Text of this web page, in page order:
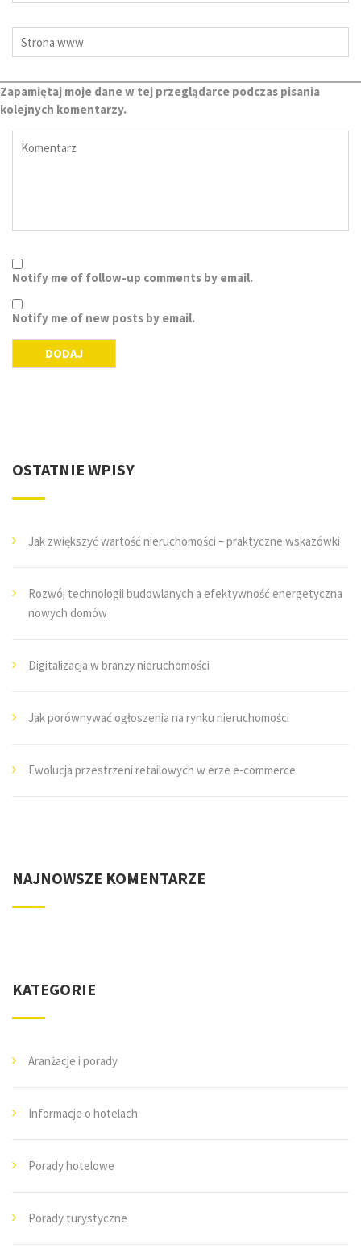
Zapamiętaj moje dane w tej przeglądarce podczas pisania
kolejnych komentarzy.
Notify me of follow-up comments by email.
Notify me of new posts by email.
OSTATNIE WPISY
Jak zwiększyć wartość nieruchomości – praktyczne wskazówki
Rozwój technologii budowlanych a efektywność energetyczna
nowych domów
Digitalizacja w branży nieruchomości
Jak porównywać ogłoszenia na rynku nieruchomości
Ewolucja przestrzeni retailowych w erze e-commerce
NAJNOWSZE KOMENTARZE
KATEGORIE
Aranżacje i porady
Informacje o hotelach
Porady hotelowe
Porady turystyczne